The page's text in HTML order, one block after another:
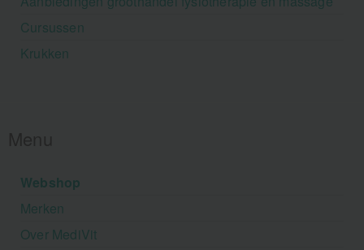
Cursussen
Krukken
Webshop
Merken
Over MediVit